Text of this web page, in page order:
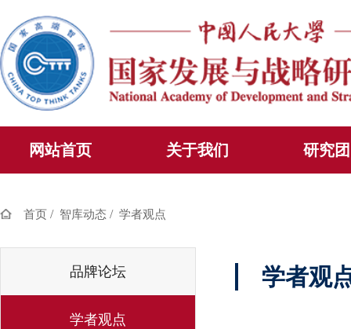
网站首页 关于我们 研究
首页 / 智库动态 / 学者观点
品牌论坛
学者观点
学者观